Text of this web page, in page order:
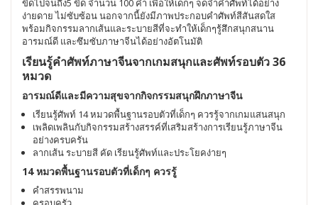
ขีดไปจนถึง5 ขีด จำนวน 100 คำ เพื่อให้เด็กๆ จดจำคำศัพท์ได้อย่าง
ง่ายดาย ไม่ซับซ้อน นอกจากนี้ยังมีภาพประกอบคำศัพท์สีสันสดใส
พร้อมกิจกรรมลากเส้นและระบายสีที่จะทำให้เด็กๆรู้สึกสนุกสนาน
อารมณ์ดี และซึมซับภาษาจีนได้อย่างอัตโนมัติ
เรียนรู้คำศัพท์ภาษาจีนจากเกมสนุกและศัพท์รอบตัว 36
หมวด
อารมณ์ดีและมีความสุขจากกิจกรรมสนุกฝึกภาษาจีน
เรียนรู้ศัพท์ 14 หมวดพื้นฐานรอบตัวที่เด็กๆ ควรรู้จากเกมแสนสนุก
เพลิดเพลินกับกิจกรรมสร้างสรรค์ที่เสริมสร้างการเรียนรู้ภาษาจีน
อย่างครบครัน
ลากเส้น ระบายสี คัด เรียนรู้ศัพท์และประโยคง่ายๆ
14 หมวดพื้นฐานรอบตัวที่เด็กๆ ควรรู้
คำสรรพนาม